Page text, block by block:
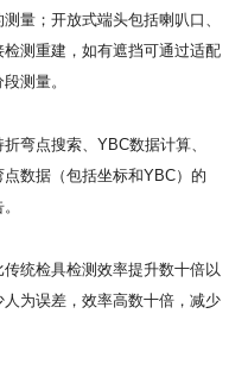
量；开放式端头包括喇叭口、
测重建，如有遮挡可通过适配
测量。
弯点搜索、YBC数据计算、
数据（包括坐标和YBC）的
统检具检测效率提升数十倍以
为误差，效率高数十倍，减少